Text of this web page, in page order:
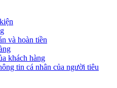
và hoàn tiền
khách hàng
tin cá nhân của người tiêu